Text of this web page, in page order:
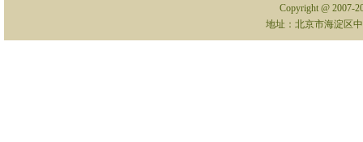
Copyright @ 2007-
地址：北京市海淀区